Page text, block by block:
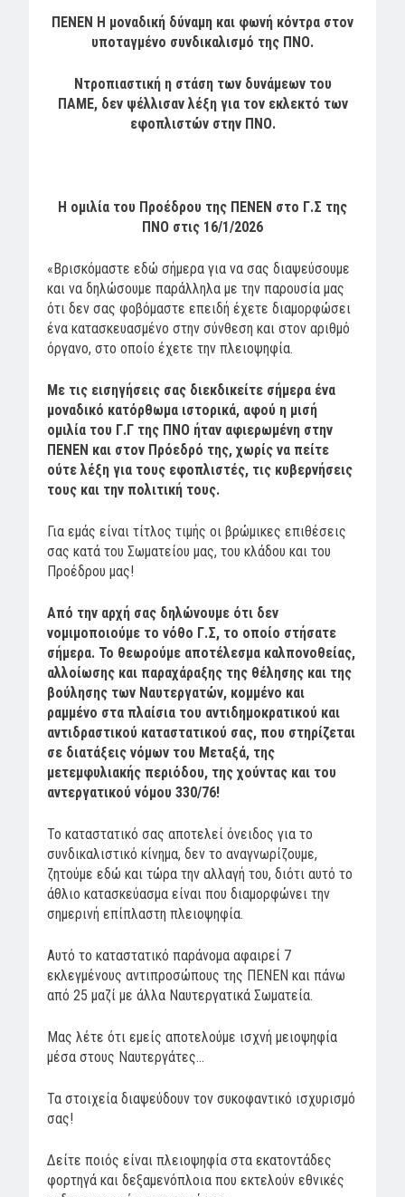
ΠΕΝΕΝ Η μοναδική δύναμη και φωνή κόντρα στον
υποταγμένο συνδικαλισμό της ΠΝΟ.
Ντροπιαστική η στάση των δυνάμεων του
ΠΑΜΕ, δεν ψέλλισαν λέξη για τον εκλεκτό των
εφοπλιστών στην ΠΝΟ.
Η ομιλία του Προέδρου της ΠΕΝΕΝ στο Γ.Σ της
ΠΝΟ στις 16/1/2026
«Βρισκόμαστε εδώ σήμερα για να σας διαψεύσουμε
και να δηλώσουμε παράλληλα με την παρουσία μας
ότι δεν σας φοβόμαστε επειδή έχετε διαμορφώσει
ένα κατασκευασμένο στην σύνθεση και στον αριθμό
όργανο, στο οποίο έχετε την πλειοψηφία.
Με τις εισηγήσεις σας διεκδικείτε σήμερα ένα
μοναδικό κατόρθωμα ιστορικά, αφού η μισή
ομιλία του Γ.Γ της ΠΝΟ ήταν αφιερωμένη στην
ΠΕΝΕΝ και στον Πρόεδρό της, χωρίς να πείτε
ούτε λέξη για τους εφοπλιστές, τις κυβερνήσεις
τους και την πολιτική τους.
Για εμάς είναι τίτλος τιμής οι βρώμικες επιθέσεις
σας κατά του Σωματείου μας, του κλάδου και του
Προέδρου μας!
Από την αρχή σας δηλώνουμε ότι δεν
νομιμοποιούμε το νόθο Γ.Σ, το οποίο στήσατε
σήμερα. Το θεωρούμε αποτέλεσμα καλπονοθείας,
αλλοίωσης και παραχάραξης της θέλησης και της
βούλησης των Ναυτεργατών, κομμένο και
ραμμένο στα πλαίσια του αντιδημοκρατικού και
αντιδραστικού καταστατικού σας, που στηρίζεται
σε διατάξεις νόμων του Μεταξά, της
μετεμφυλιακής περιόδου, της χούντας και του
αντεργατικού νόμου 330/76!
Το καταστατικό σας αποτελεί όνειδος για το
συνδικαλιστικό κίνημα, δεν το αναγνωρίζουμε,
ζητούμε εδώ και τώρα την αλλαγή του, διότι αυτό το
άθλιο κατασκεύασμα είναι που διαμορφώνει την
σημερινή επίπλαστη πλειοψηφία.
Αυτό το καταστατικό παράνομα αφαιρεί 7
εκλεγμένους αντιπροσώπους της ΠΕΝΕΝ και πάνω
από 25 μαζί με άλλα Ναυτεργατικά Σωματεία.
Μας λέτε ότι εμείς αποτελούμε ισχνή μειοψηφία
μέσα στους Ναυτεργάτες…
Τα στοιχεία διαψεύδουν τον συκοφαντικό ισχυρισμό
σας!
Δείτε ποιός είναι πλειοψηφία στα εκατοντάδες
φορτηγά και δεξαμενόπλοια που εκτελούν εθνικές